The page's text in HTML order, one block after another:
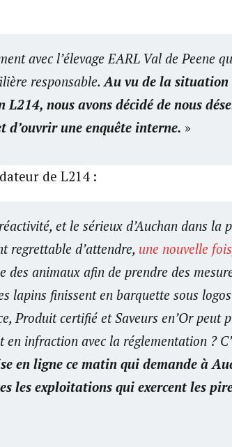
avec l’élevage EARL Val de Peene
responsable.Au vu de la situation
L214, nous avons décidé de nous
d’ouvrir une enquête interne. »
de L214 :
et le sérieux d’Auchan dans la
regrettable d’attendre, une nouvelle fois
des animaux afin de prendre des
lapins finissent en barquette sous
Produit certifié et Saveurs en’Or peut
en infraction avec la réglementation ?
en ligne ce matin qui demande à
les exploitations qui exercent les